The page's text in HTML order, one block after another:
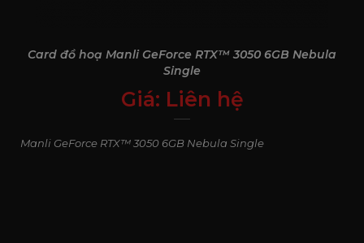
Card đồ hoạ Manli GeForce RTX™ 3050 6GB Nebula
Single
Giá: Liên hệ
0₫
Manli GeForce RTX™ 3050 6GB Nebula Single